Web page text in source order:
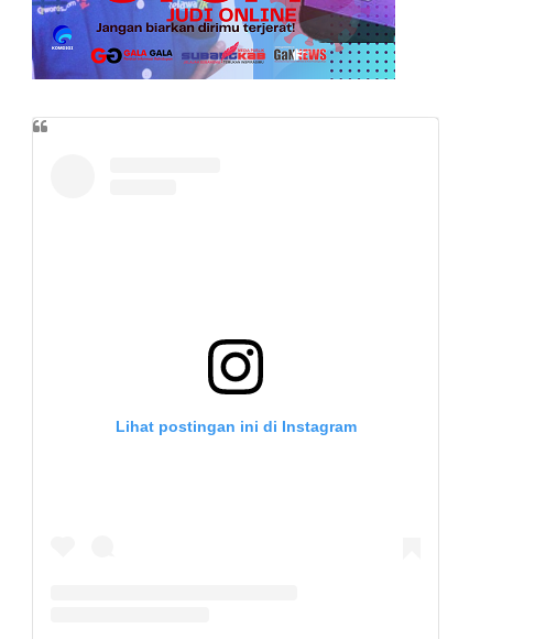
Lihat postingan ini di Instagram